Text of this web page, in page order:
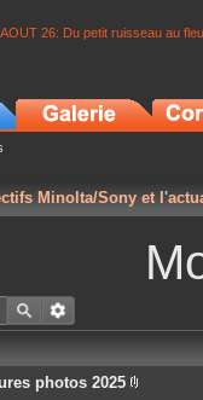
26: Du petit ruisseau au
Minolta/Sony et
photos 2025